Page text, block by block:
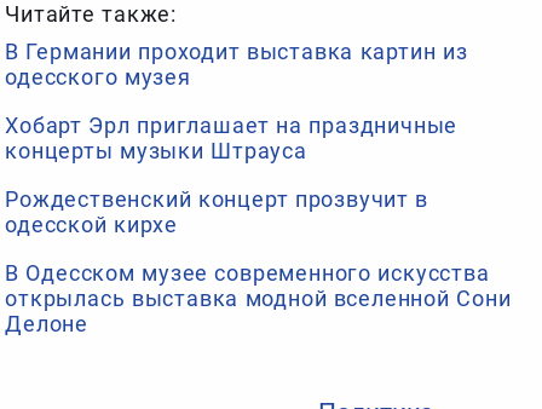
Читайте также:
В Германии проходит выставка картин из
одесского музея
Хобарт Эрл приглашает на праздничные
концерты музыки Штрауса
Рождественский концерт прозвучит в
одесской кирхе
В Одесском музее современного искусства
открылась выставка модной вселенной Сони
Делоне